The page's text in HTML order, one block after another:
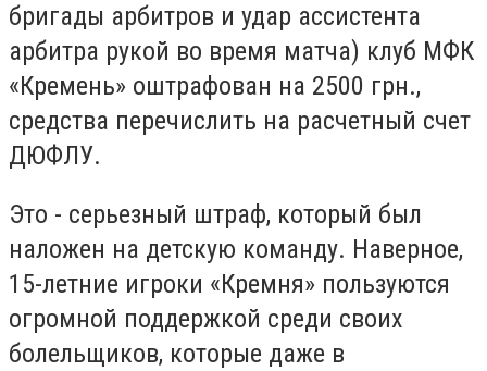
бригады арбитров и удар ассистента
арбитра рукой во время матча) клуб МФК
«Кремень» оштрафован на 2500 грн.,
средства перечислить на расчетный счет
ДЮФЛУ.
Это - серьезный штраф, который был
наложен на детскую команду. Наверное,
15-летние игроки «Кремня» пользуются
огромной поддержкой среди своих
болельщиков, которые даже в